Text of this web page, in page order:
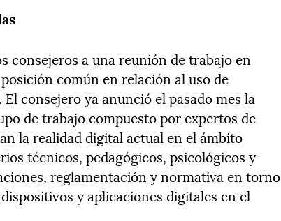
consejeros a una reunión de trabajo en
común en relación al uso de
consejero ya anunció el pasado mes la
de trabajo compuesto por expertos de
la realidad digital actual en el ámbito
técnicos, pedagógicos, psicológicos y
reglamentación y normativa en torno
y aplicaciones digitales en el